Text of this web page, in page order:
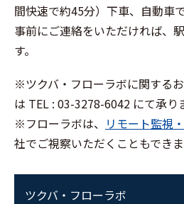
間快速で約45分）下車、自動車
事前にご連絡をいただければ、
す。
※ツクバ・フローラボに関する
は TEL : 03-3278-6042 にて承り
※フローラボは、 リモート監視
社でご視察いただくこともできま
ツクバ・フローラボ